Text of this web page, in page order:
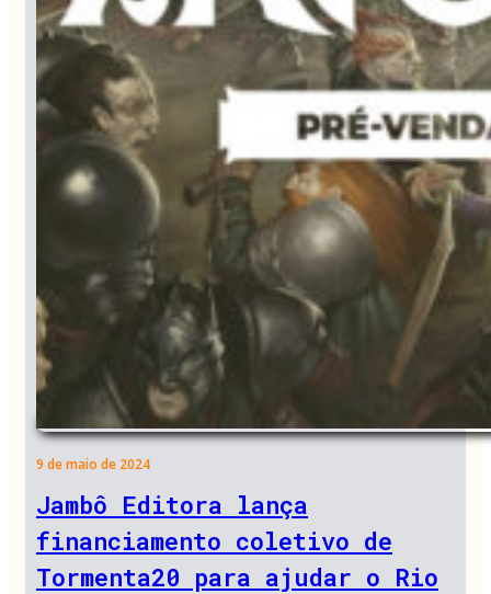
9 de maio de 2024
Jambô Editora lança
financiamento coletivo de
Tormenta20 para ajudar o Rio